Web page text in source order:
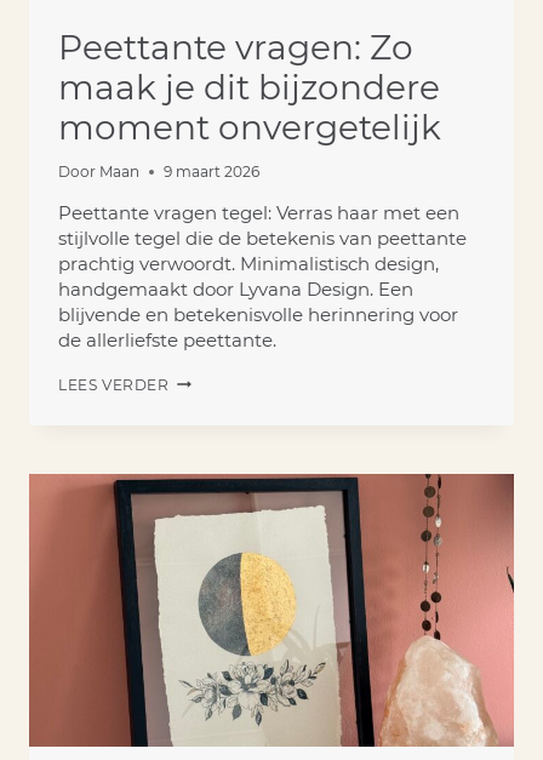
Peettante vragen: Zo
maak je dit bijzondere
moment onvergetelijk
Door Maan 9 maart 2026
Peettante vragen tegel: Verras haar met een
stijlvolle tegel die de betekenis van peettante
prachtig verwoordt. Minimalistisch design,
handgemaakt door Lyvana Design. Een
blijvende en betekenisvolle herinnering voor
de allerliefste peettante.
LEES VERDER PEETTANTE
DIT
BIJZONDERE
MOMENT